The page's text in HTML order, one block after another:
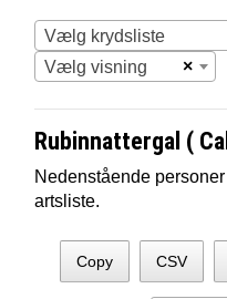
Vælg krydsliste
×
Vælg visning
Rubinnattergal (
Nedenstående
artsliste.
Copy CSV